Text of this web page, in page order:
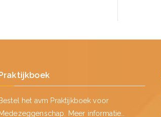
Bestel het avm Praktijkboek voor
Medezeggenschap.
Meer informatie…